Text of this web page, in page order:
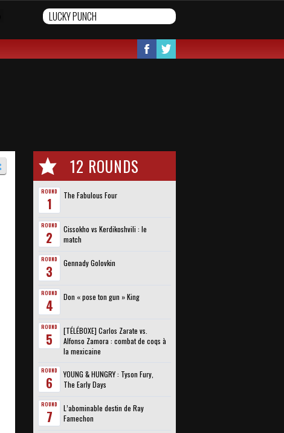
12 ROUNDS
ROUND
1 The Fabulous Four
ROUND
2
Cissokho vs Kerdikoshvili : le
match
ROUND
3 Gennady Golovkin
ROUND
4 Don « pose ton gun » King
ROUND
5
[TÉLÉBOXE] Carlos Zarate vs.
Alfonso Zamora : combat de coqs à
la mexicaine
ROUND
6
YOUNG & HUNGRY : Tyson Fury,
The Early Days
ROUND
7
L’abominable destin de Ray
Famechon